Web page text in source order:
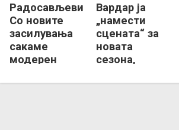
Радосављевиќ:
Со новите
засилувања
сакаме
модерен
сигурен
Вардар ја
„намести
сцената“ за
новата
сезона,
официјалната